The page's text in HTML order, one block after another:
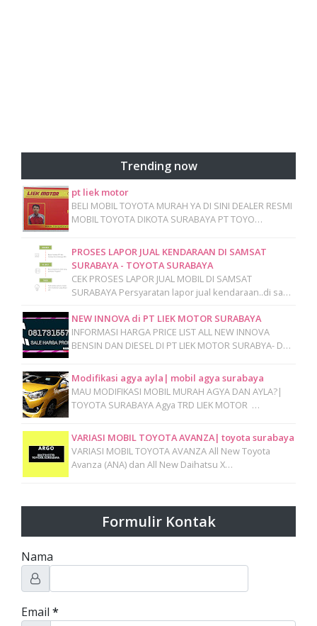
Trending now
pt liek motor
BELI MOBIL TOYOTA MURAH YA DI SINI DEALER RESMI
MOBIL TOYOTA DIKOTA SURABAYA PT TOYO…
PROSES LAPOR JUAL KENDARAAN DI SAMSAT
SURABAYA - TOYOTA SURABAYA
CEK PROSES LAPOR JUAL MOBIL DI SAMSAT
SURABAYA Persyaratan lapor jual kendaraan..di sa…
NEW INNOVA di PT LIEK MOTOR SURABAYA
INFORMASI HARGA PRICE LIST ALL NEW INNOVA
BENSIN DAN DIESEL DI PT LIEK MOTOR SURABYA- D…
Modifikasi agya ayla| mobil agya surabaya
MAU MODIFIKASI MOBIL MURAH AGYA DAN AYLA?|
TOYOTA SURABAYA Agya TRD LIEK MOTOR …
VARIASI MOBIL TOYOTA AVANZA| toyota surabaya
VARIASI MOBIL TOYOTA AVANZA All New Toyota
Avanza (ANA) dan All New Daihatsu X…
Formulir Kontak
Nama
Email *